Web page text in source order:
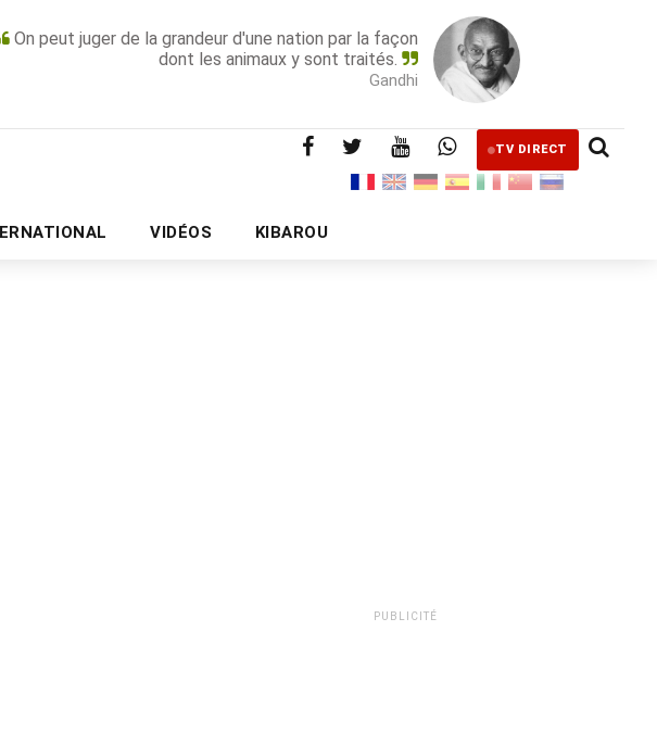
On peut juger de la grandeur d'une nation par la façon
dont les animaux y sont traités.
Gandhi
TV DIRECT
VIDÉOS KIBAROU
PUBLICITÉ